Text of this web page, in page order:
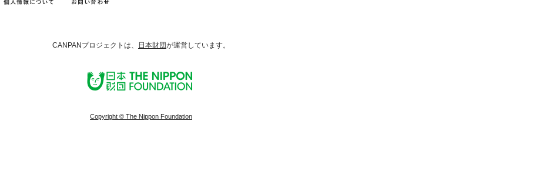
CANPANプロジェクトは、 日本財団が運営しています。
Copyright © The Nippon Foundation